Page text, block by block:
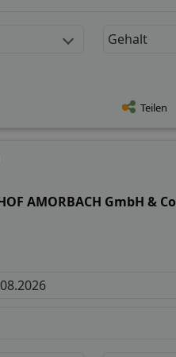
Gehalt
Teilen
AMORBACH GmbH &